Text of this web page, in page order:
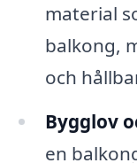
material
balkong,
och
Bygglov
en